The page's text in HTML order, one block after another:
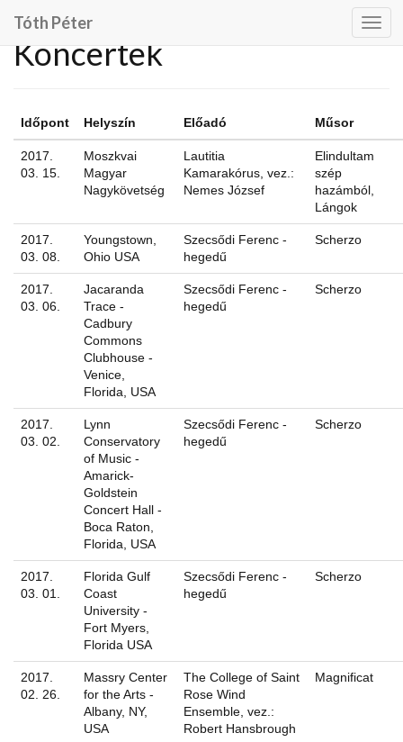
Tóth Péter
Koncertek
Időpont Helyszín Előadó Műsor
2017.
03. 15.
Moszkvai
Magyar
Nagykövetség
Lautitia
Kamarakórus, vez.:
Nemes József
Elindultam
szép
hazámból,
Lángok
2017.
03. 08.
Youngstown,
Ohio USA
Szecsődi Ferenc -
hegedű
Scherzo
2017.
03. 06.
Jacaranda
Trace -
Cadbury
Commons
Clubhouse -
Venice,
Florida, USA
Szecsődi Ferenc -
hegedű
Scherzo
2017.
03. 02.
Lynn
Conservatory
of Music -
Amarick-
Goldstein
Concert Hall -
Boca Raton,
Florida, USA
Szecsődi Ferenc -
hegedű
Scherzo
2017.
03. 01.
Florida Gulf
Coast
University -
Fort Myers,
Florida USA
Szecsődi Ferenc -
hegedű
Scherzo
2017.
02. 26.
Massry Center
for the Arts -
Albany, NY,
USA
The College of Saint
Rose Wind
Ensemble, vez.:
Robert Hansbrough
Magnificat